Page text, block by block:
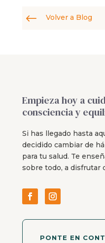
# Volver a Blog
Empieza hoy a
consciencia y
Si has llegado hasta
decidido cambiar de
para tu salud. Te
sobre todo, a disfrutar
PONTE EN